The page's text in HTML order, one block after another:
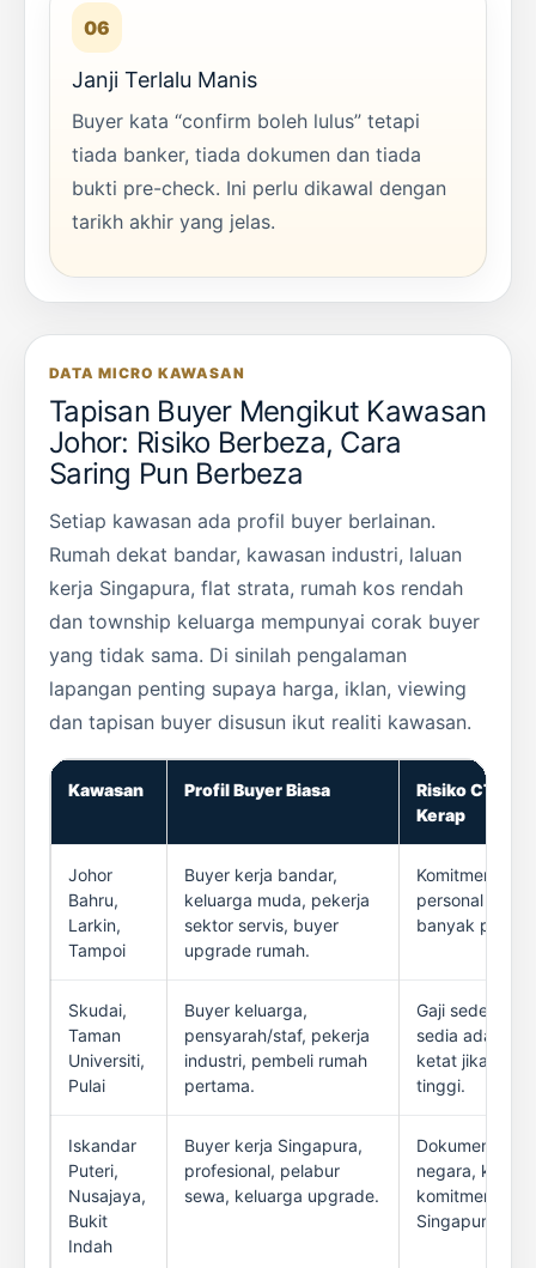
06
Janji Terlalu Manis
Buyer kata “confirm boleh lulus” tetapi
tiada banker, tiada dokumen dan tiada
bukti pre-check. Ini perlu dikawal dengan
tarikh akhir yang jelas.
DATA MICRO KAWASAN
Tapisan Buyer Mengikut Kawasan
Johor: Risiko Berbeza, Cara
Saring Pun Berbeza
Setiap kawasan ada profil buyer berlainan.
Rumah dekat bandar, kawasan industri, laluan
kerja Singapura, flat strata, rumah kos rendah
dan township keluarga mempunyai corak buyer
yang tidak sama. Di sinilah pengalaman
lapangan penting supaya harga, iklan, viewing
dan tapisan buyer disusun ikut realiti kawasan.
Kawasan Profil Buyer Biasa
Risiko CTOS/
Kerap
Johor
Bahru,
Larkin,
Tampoi
Buyer kerja bandar,
keluarga muda, pekerja
sektor servis, buyer
upgrade rumah.
Komitmen
personal loan,
banyak
Skudai,
Taman
Universiti,
Pulai
Buyer keluarga,
pensyarah/staf, pekerja
industri, pembeli rumah
pertama.
Gaji
sedia ada,
ketat jika
tinggi.
Iskandar
Puteri,
Nusajaya,
Bukit
Indah
Buyer kerja Singapura,
profesional, pelabur
sewa, keluarga upgrade.
Dokumen
negara, kadar
komitmen
Singapura.